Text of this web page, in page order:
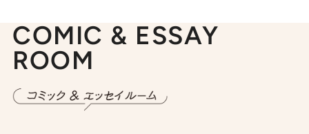
COMIC & ESSAY
ROOM